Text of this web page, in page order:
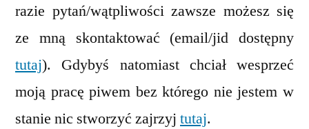
razie pytań/wątpliwości zawsze możesz się
ze mną skontaktować (email/jid dostępny
tutaj). Gdybyś natomiast chciał wesprzeć
moją pracę piwem bez którego nie jestem w
stanie nic stworzyć zajrzyj tutaj.